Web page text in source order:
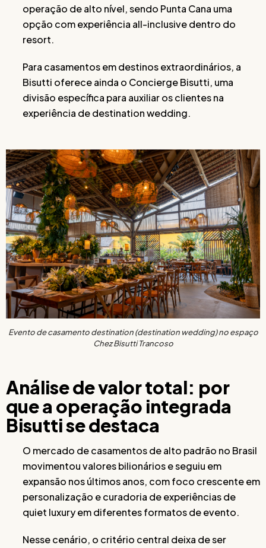
operação de alto nível, sendo Punta Cana uma
opção com experiência all-inclusive dentro do
resort.
Para casamentos em destinos extraordinários, a
Bisutti oferece ainda o Concierge Bisutti, uma
divisão específica para auxiliar os clientes na
experiência de destination wedding.
Evento de casamento destination (destination wedding) no espaço
Chez Bisutti Trancoso
Análise de valor total: por
que a operação integrada
Bisutti se destaca
O mercado de casamentos de alto padrão no Brasil
movimentou valores bilionários e seguiu em
expansão nos últimos anos, com foco crescente em
personalização e curadoria de experiências de
quiet luxury em diferentes formatos de evento.
Nesse cenário, o critério central deixa de ser